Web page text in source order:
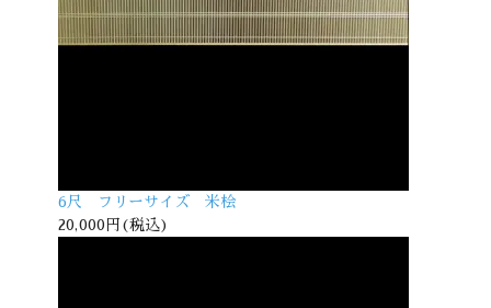
6尺 フリーサイズ 米桧
20,000円(税込)